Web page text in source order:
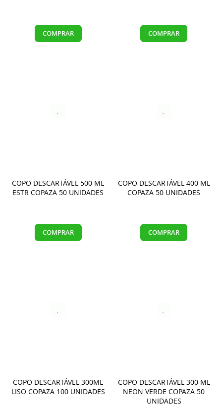
COMPRAR COMPRAR
COPO DESCARTÁVEL 500 ML
ESTR COPAZA 50 UNIDADES
COMPRAR
COPO DESCARTÁVEL 400 ML
COPAZA 50 UNIDADES
COMPRAR
COPO DESCARTÁVEL 300ML
LISO COPAZA 100 UNIDADES
COPO DESCARTÁVEL 300 ML
NEON VERDE COPAZA 50
UNIDADES